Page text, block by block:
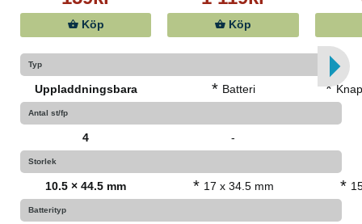
Köp Köp
Typ
Uppladdningsbara * Batteri *
Antal st/fp
4 -
Storlek
10.5 × 44.5 mm * 17 x 34.5 mm *
Batterityp